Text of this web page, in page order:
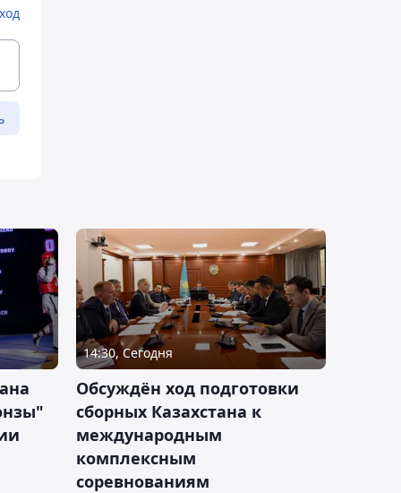
14:30, Сегодня
Обсуждён ход подготовки
сборных Казахстана к
международным
комплексным
соревнованиям